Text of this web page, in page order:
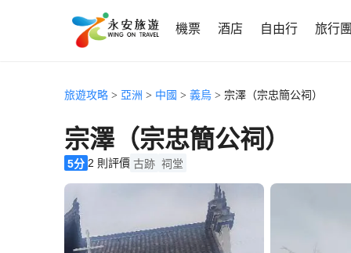
機票 酒店 自由行 旅行團
旅遊攻略 > 亞洲 > 中國 > 義烏 > 宗澤（宗忠簡公祠）
宗澤（宗忠簡公祠）
5分 2 則評價 古跡 祠堂